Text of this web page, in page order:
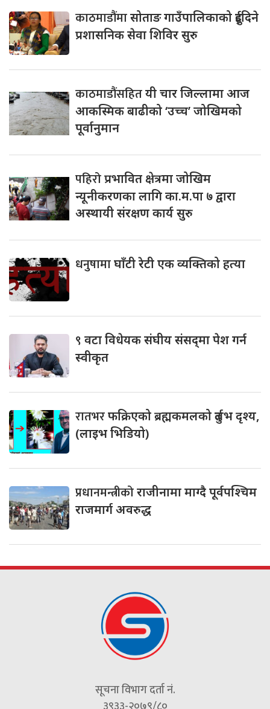
काठमाडौंमासोताङ गाउँपालिकाको दुईदिने
प्रशासनिक सेवा शिविर सुरु
काठमाडौंसहितयी चार जिल्लामा आज
आकस्मिक बाढीको ‘उच्च’ जोखिमको
पूर्वानुमान
पहिरोप्रभावित क्षेत्रमा जोखिम
न्यूनीकरणका लागि का.म.पा ७ द्वारा
अस्थायी संरक्षण कार्य सुरु
धनुषामाघाँटी रेटी एक व्यक्तिको हत्या
९ वटा विधेयक संघीय संसद्‌मा पेश गर्न
स्वीकृत
रातभरफक्रिएको ब्रह्मकमलको दुर्लभ दृश्य,
(लाइभ भिडियो)
प्रधानमन्त्रीकोराजीनामा माग्दै पूर्वपश्चिम
राजमार्ग अवरुद्ध
सूचना विभाग दर्ता नं.